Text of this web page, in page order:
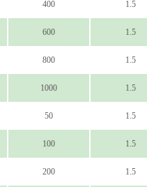
400 1.5
600 1.5
800 1.5
1000 1.5
50 1.5
100 1.5
200 1.5